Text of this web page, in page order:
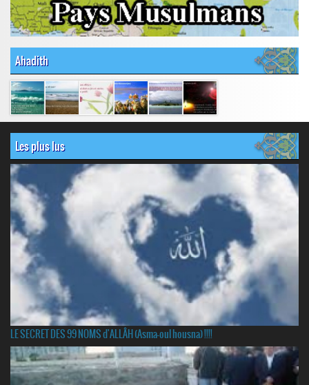
Ahadith
Les plus lus
LE SECRET DES 99 NOMS d'ALLÂH (Asma-oul housna) !!!!